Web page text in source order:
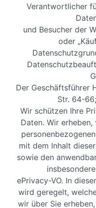
Verantwortlicher
und Besucher der
oder
Der Geschäftsführer
Str. 64-
Wir schützen Ihre
Daten. Wir
mit dem Inhalt
sowie den
ePrivacy-VO. In
wird geregelt,
wir über Sie